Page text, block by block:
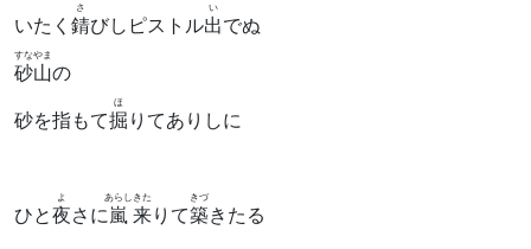
いたく 錆
さ
びしピストル出
い
でぬ
砂山
すなやま
の
砂を指もて掘
ほ
りてありしに
ひと夜
よ
さに嵐
あらし
来
きた
りて築
きづ
きたる